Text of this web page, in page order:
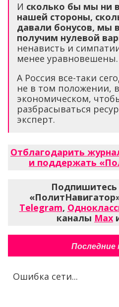
И сколько бы мы ни
нашей стороны,
давали бонусов, мы
получим нулевой
ненависть и
менее уравновешены.
А Россия все-таки
не в том положении,
экономическом,
разбрасываться
эксперт.
Отблагодарить
и поддержать
Подпишитесь
Telegram,
каналы Max
Последние
Ошибка сети...